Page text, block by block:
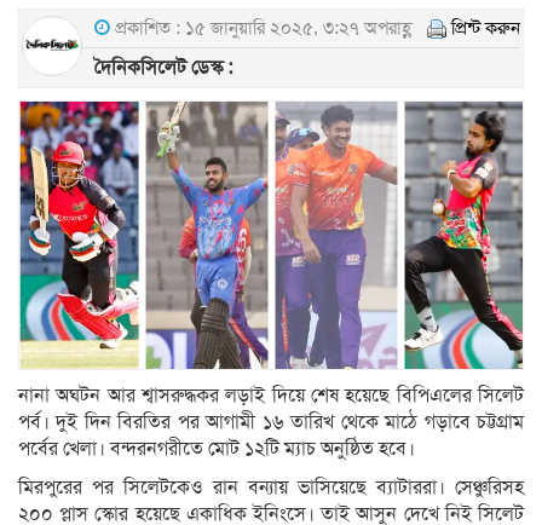
প্রকাশিত : ১৫ জানুয়ারি ২০২৫, ৩:২৭ অপরাহ্ণ প্রিন্ট করুন
দৈনিকসিলেট ডেস্ক :
নানা অঘটন আর শ্বাসরুদ্ধকর লড়াই দিয়ে শেষ হয়েছে বিপিএলের সিলেট
পর্ব। দুই দিন বিরতির পর আগামী ১৬ তারিখ থেকে মাঠে গড়াবে চট্টগ্রাম
পর্বের খেলা। বন্দরনগরীতে মোট ১২টি ম্যাচ অনুষ্ঠিত হবে।
মিরপুরের পর সিলেটকেও রান বন্যায় ভাসিয়েছে ব্যাটাররা। সেঞ্চুরিসহ
২০০ প্লাস স্কোর হয়েছে একাধিক ইনিংসে। তাই আসুন দেখে নিই সিলেট